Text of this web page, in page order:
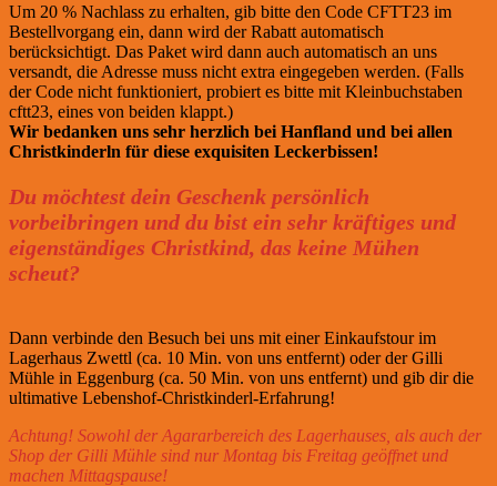
Um 20 % Nachlass zu erhalten, gib bitte den Code CFTT23 im
Bestellvorgang ein, dann wird der Rabatt automatisch
berücksichtigt. Das Paket wird dann auch automatisch an uns
versandt, die Adresse muss nicht extra eingegeben werden. (Falls
der Code nicht funktioniert, probiert es bitte mit Kleinbuchstaben
cftt23, eines von beiden klappt.)
Wir bedanken uns sehr herzlich bei Hanfland und bei allen
Christkinderln für diese exquisiten Leckerbissen!
Du möchtest dein Geschenk persönlich
vorbeibringen und du bist ein sehr kräftiges und
eigenständiges Christkind, das keine Mühen
scheut?
Dann verbinde den Besuch bei uns mit einer Einkaufstour im
Lagerhaus Zwettl (ca. 10 Min. von uns entfernt) oder der Gilli
Mühle in Eggenburg (ca. 50 Min. von uns entfernt) und gib dir die
ultimative Lebenshof-Christkinderl-Erfahrung!
Achtung! Sowohl der Agararbereich des Lagerhauses, als auch der
Shop der Gilli Mühle sind nur Montag bis Freitag geöffnet und
machen Mittagspause!